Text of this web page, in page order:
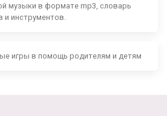
музыки в формате mp3, словарь
инструментов.
игры в помощь родителям и детям